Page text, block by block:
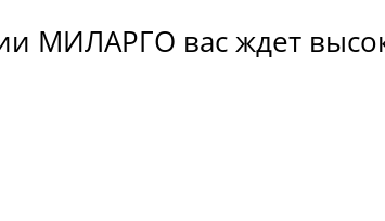
МИЛАРГО вас ждет